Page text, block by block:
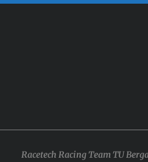
Racetech Racing Team TU